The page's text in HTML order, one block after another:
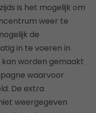
is het mogelijk om
weer te
de
in te voeren in
kan worden gemaakt
waarvoor
De extra
weergegeven